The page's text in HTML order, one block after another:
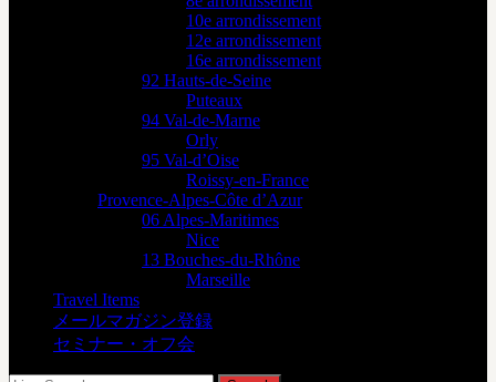
10e arrondissement
12e arrondissement
16e arrondissement
92 Hauts-de-Seine
Puteaux
94 Val-de-Marne
Orly
95 Val-d’Oise
Roissy-en-France
Provence-Alpes-Côte d’Azur
06 Alpes-Maritimes
Nice
13 Bouches-du-Rhône
Marseille
Travel Items
メールマガジン登録
セミナー・オフ会